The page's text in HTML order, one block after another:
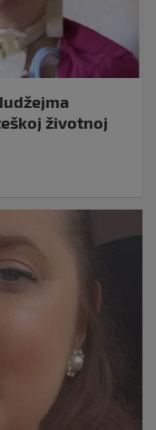
životnoj